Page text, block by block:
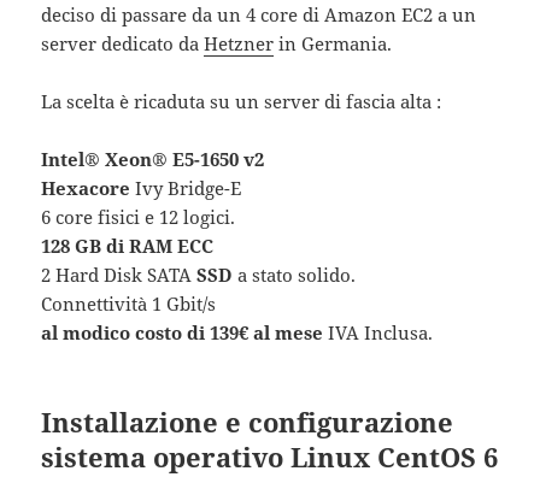
deciso di passare da un 4 core di Amazon EC2 a un
server dedicato daHetzner in Germania.
La scelta è ricaduta su un server di fascia alta :
Intel® Xeon® E5-1650 v2
Hexacore Ivy Bridge-E
6 core fisici e 12 logici.
128 GB di RAM ECC
2 Hard Disk SATASSD a stato solido.
Connettività 1 Gbit/s
al modico costo di 139€ al mese IVA Inclusa.
Installazione e configurazione
sistema operativo Linux CentOS 6